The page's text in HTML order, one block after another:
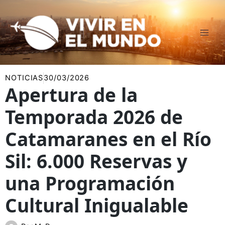
al
contenido
NOTICIAS30/03/2026
Apertura de la
Temporada 2026 de
Catamaranes en el Río
Sil: 6.000 Reservas y
una Programación
Cultural Inigualable